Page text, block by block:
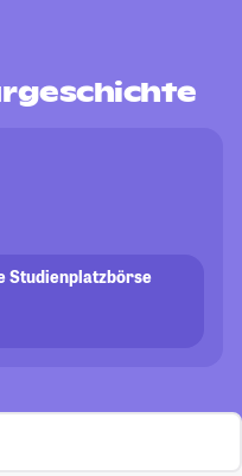
Studienplatzbörse